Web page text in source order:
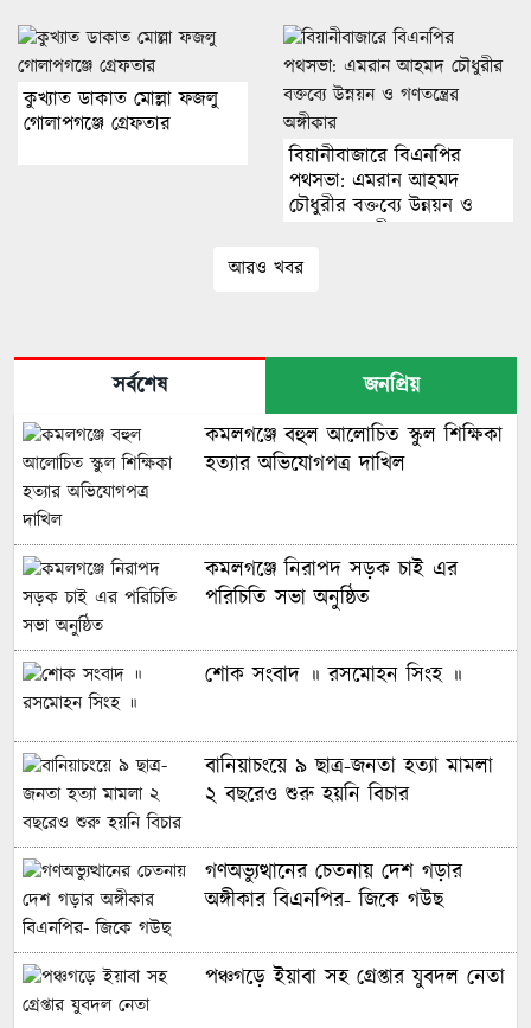
কুখ্যাত ডাকাত মোল্লা ফজলু
গোলাপগঞ্জে গ্রেফতার
বিয়ানীবাজারে বিএনপির
পথসভা: এমরান আহমদ
চৌধুরীর বক্তব্যে উন্নয়ন ও
গণতন্ত্রের অঙ্গীকার
আরও খবর
সর্বশেষ
জনপ্রিয়
কমলগঞ্জে বহুল আলোচিত স্কুল শিক্ষিকা
হত্যার অভিযোগপত্র দাখিল
কমলগঞ্জে নিরাপদ সড়ক চাই এর
পরিচিতি সভা অনুষ্ঠিত
শোক সংবাদ ॥ রসমোহন সিংহ ॥
বানিয়াচংয়ে ৯ ছাত্র-জনতা হত্যা মামলা
২ বছরেও শুরু হয়নি বিচার
গণঅভ্যুত্থানের চেতনায় দেশ গড়ার
অঙ্গীকার বিএনপির- জিকে গউছ
পঞ্চগড়ে ইয়াবা সহ গ্রেপ্তার যুবদল নেতা